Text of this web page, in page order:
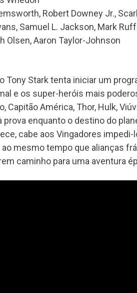
Robert Downey Jr.,
Samuel L. Jackson, Mark
Olsen, Aaron Taylor-Johnson
Tony Stark tenta iniciar um
e os super-heróis mais
Capitão América, Thor, Hulk,
prova enquanto o destino do
cabe aos Vingadores
mesmo tempo que alianças
caminho para uma aventura